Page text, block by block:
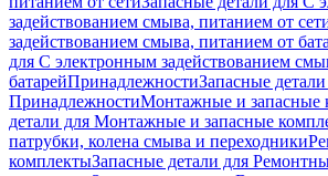
задействованием смыва, питанием от
задействованием смыва, питанием от
для С электронным задействованием
батарейПринадлежностиЗапасные
ПринадлежностиМонтажные и запасные
детали для Монтажные и запасные
патрубки, колена смыва и переходники
комплектыЗапасные детали для